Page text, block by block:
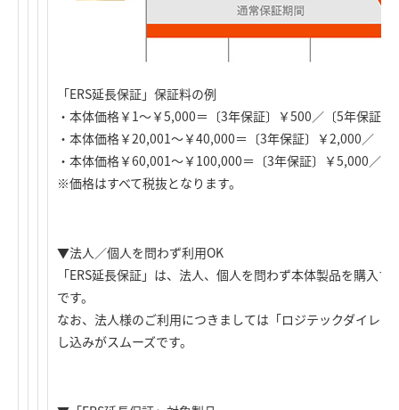
「ERS延長保証」保証料の例
・本体価格￥1～￥5,000＝〔3年保証〕￥500／〔5年保証〕
・本体価格￥20,001～￥40,000＝〔3年保証〕￥2,000／〔
・本体価格￥60,001～￥100,000＝〔3年保証〕￥5,000／
※価格はすべて税抜となります。
▼法人／個人を問わず利用OK
「ERS延長保証」は、法人、個人を問わず本体製品を購入
です。
なお、法人様のご利用につきましては「ロジテックダイレ
し込みがスムーズです。